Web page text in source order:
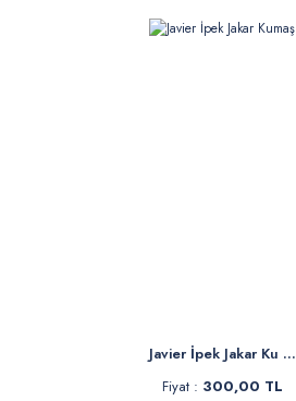
Javier İpek Jakar Ku ...
Fiyat : 300,00 TL